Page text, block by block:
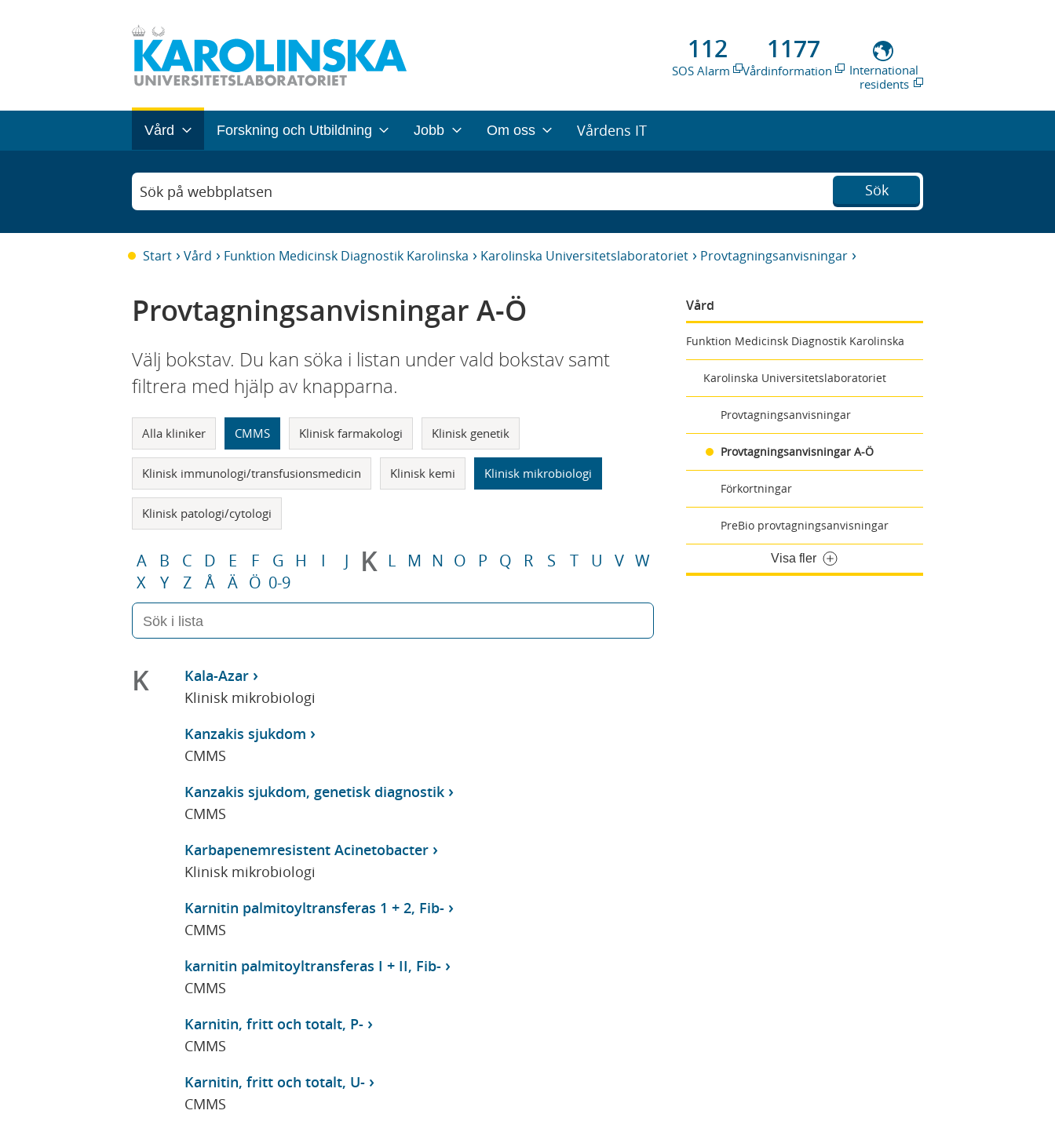
112
SOS Alarm
1177
Vårdinformation
International
residents
Vård Forskning och Utbildning Jobb Om oss Vårdens IT
Sök på webbplatsen Sök
Start Vård Funktion Medicinsk Diagnostik Karolinska Karolinska Universitetslaboratoriet Provtagningsanvisningar
Vård
Funktion Medicinsk Diagnostik Karolinska
Karolinska Universitetslaboratoriet
Provtagningsanvisningar
Provtagningsanvisningar A-Ö
Förkortningar
PreBio provtagningsanvisningar
Visa fler
Provtagningsanvisningar A-Ö
Välj bokstav. Du kan söka i listan under vald bokstav samt
filtrera med hjälp av knapparna.
Alla kliniker CMMS Klinisk farmakologi Klinisk genetik
Klinisk immunologi/transfusionsmedicin Klinisk kemi Klinisk mikrobiologi
Klinisk patologi/cytologi
A B C D E F G H I J K L M N O P Q R S T U V W
X
Y Z Å Ä Ö 0-9
K
Kala-Azar
Klinisk mikrobiologi
Kanzakis sjukdom
CMMS
Kanzakis sjukdom, genetisk diagnostik
CMMS
Karbapenemresistent Acinetobacter
Klinisk mikrobiologi
Karnitin palmitoyltransferas 1 + 2, Fib-
CMMS
karnitin palmitoyltransferas I + II, Fib-
CMMS
Karnitin, fritt och totalt, P-
CMMS
Karnitin, fritt och totalt, U-
CMMS